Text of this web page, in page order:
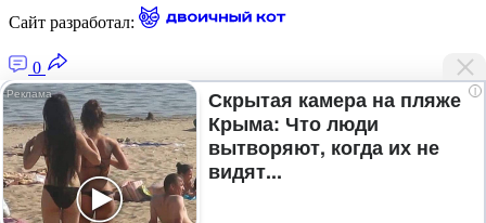
Сайт разработал:
0
Главная — Новости Якутии и мира
Лента новостей
Рубрики
Подписка
i
Скрытая камера на пляже
Крыма: Что люди
вытворяют, когда их не
видят...